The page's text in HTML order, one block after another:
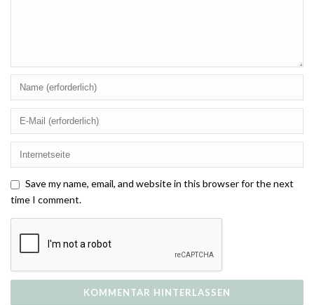
Save my name, email, and website in this browser for the next
time I comment.